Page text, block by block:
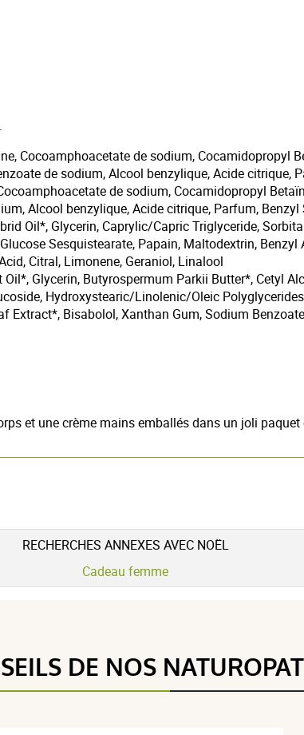
Cocoamphoacetate de sodium, Cocamidopropyl
de sodium, Alcool benzylique, Acide citrique,
de sodium, Cocamidopropyl
Alcool benzylique, Acide citrique, Parfum,
Oil*, Glycerin, Caprylic/Capric Triglyceride,
Sesquistearate, Papain, Maltodextrin,
Citral, Limonene, Geraniol, Linalool
Oil*, Glycerin, Butyrospermum Parkii Butter*, Cetyl
Hydroxystearic/Linolenic/Oleic
Extract*, Bisabolol, Xanthan Gum, Sodium
et une crème mains emballés dans un joli paquet
2 étoiles
0
1 étoile
0
RECHERCHES ANNEXES AVEC NOËL
Cadeau femme
DE NOS